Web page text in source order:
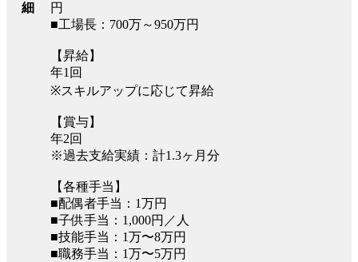
細
円
■工場長：700万～950万円
【昇給】
年1回
※スキルアップに応じて昇給
【賞与】
年2回
※過去支給実績：計1.3ヶ月分
【各種手当】
■配偶者手当：1万円
■子供手当：1,000円／人
■技能手当：1万〜8万円
■職務手当：1万〜5万円